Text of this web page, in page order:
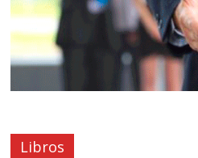
Libros